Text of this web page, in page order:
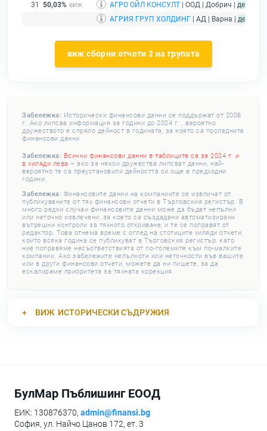
31
50,03% АГРО ОЙЛ КОНСУЛТ | ООД | Добрич |
АГРИЯ ГРУП ХОЛДИНГ | АД | Варна |
виж сборни отчети 2 на групата
Забележка: Исторически финансови данни се поддържат от 2008
г. Ако липсва информация за години до 2024 г. , вероятно
дружеството е спряло дейност в годината, за която са последните
финансови данни.
Забележка: Всички финансови данни в таблиците са за 2024 г. и
в хиляди лева – ако за някои дружества липсват данни, най-
вероятно те са преустановили дейността си още в предходни
години.
Забележка: Финансовите данни на компаниите се извличат от
публикуваните от тях финансови отчети в Търговския регистър. В
много редки случаи финансовите данни може да бъдат непълни
или неточно извлечени, за което са създадени автоматизирани
вътрешни контроли за тяхното откриване, и те се поправят от
редактор. Това отнема време с оглед на стотиците хиляди отчети,
които всяка година се публикуват в Търговския регистър, като
ние поправяме несъответствията от по-големите към по-малките
компании. Ако забележите непълноти или неточности във вашите
или в други финансови отчети, можете да ни пишете, за да
ескалираме приоритета за тяхната корекция.
ВИЖ ИСТОРИЧЕСКИ СЪДРУЖИЯ
БулМар Пъблишинг ЕООД
ЕИК: 130876370, admin@finansi.bg
София, ул. Найчо Цанов 172, ет. 3